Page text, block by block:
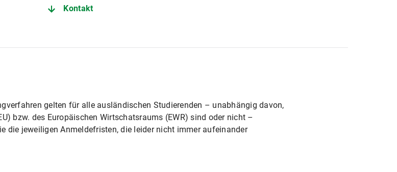
Kontakt
gelten für alle ausländischen Studierenden – unabhängig davon,
bzw. des Europäischen Wirtschatsraums (EWR) sind oder nicht –
die jeweiligen Anmeldefristen, die leider nicht immer aufeinander